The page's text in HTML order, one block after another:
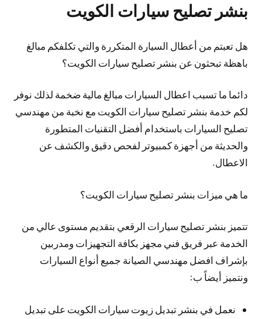
بنشر تصليح سيارات الكويت
هل تعبتم من أعطال السيارة المتكررة والتي تكلفكم مبالغ
باهظة تبحثون عن بنشر تصليح سيارات الكويت؟
دائما ما تسبب اعطال السيارات مبالغ مالية ضخمة لذلك نوفر
لكم خدمة بنشر تصليح سيارات الكويت مع نخبة من مهندسي
تصليح السيارات باستخدام أفضل التقنيات المتطورة
والحديثة من أجهزة كمبيوتر لفحص دقيق والكشف عن
الاعطال.
ما هي ميزات بنشر تصليح سيارات الكويت؟
تتميز بنشر تصليح سيارات الرقعي بتقديم مستوى عالي من
الخدمة عبر فريق فني مجهز بكافة التجهيزات ومدربين
بإشراف افضل مهندسي الصيانة جميع أنواع السيارات
ونتميز أيضاً ب:
نعمل في بنشر تبديل زيوت سيارات الكويت على تبديل